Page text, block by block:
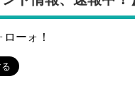
ーォ！